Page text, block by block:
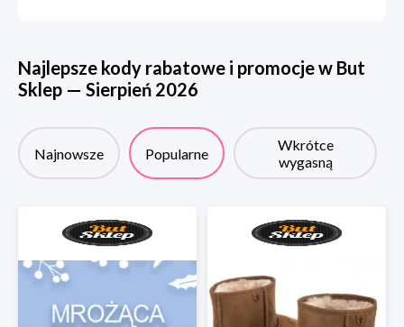
Najlepsze kody rabatowe i promocje w But
Sklep — Sierpień 2026
Najnowsze Popularne
Wkrótce
wygasną